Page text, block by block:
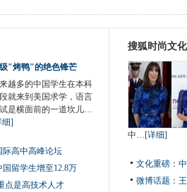
"烤鸭"的绝色锋芒
越多的中国学生在本科
就来到美国求学，语言
是横面前的一道坎儿…
细]
高中高峰论坛
留学生增至12.8万
点是高技术人才
搜狐时尚文
中…[详细]
文化重磅：
微博话题：